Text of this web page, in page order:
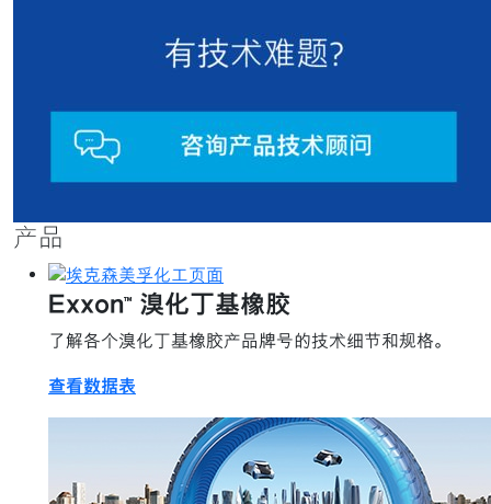
产品
Exxon™ 溴化丁基橡胶
了解各个溴化丁基橡胶产品牌号的技术细节和规格。
查看数据表